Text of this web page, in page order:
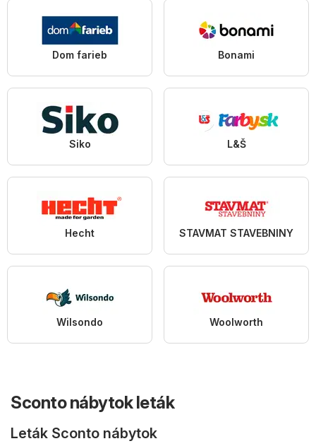
Dom farieb Bonami
Siko L&Š
Hecht STAVMAT STAVEBNINY
Wilsondo Woolworth
Sconto nábytok leták
Leták Sconto nábytok